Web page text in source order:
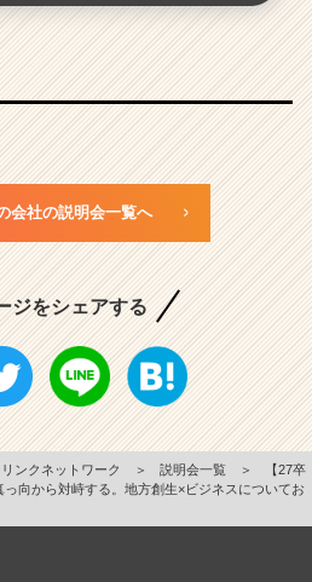
会社の説明会一覧へ
ジをシェアする
ンクネットワーク ＞ 説明会一覧 ＞
【27卒
っ向から対峙する。地方創生×ビジネスについてお